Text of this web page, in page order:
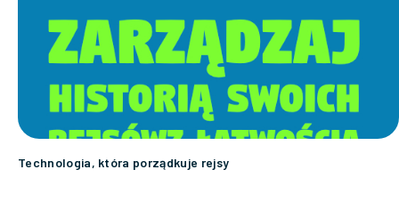
Technologia, która porządkuje rejsy